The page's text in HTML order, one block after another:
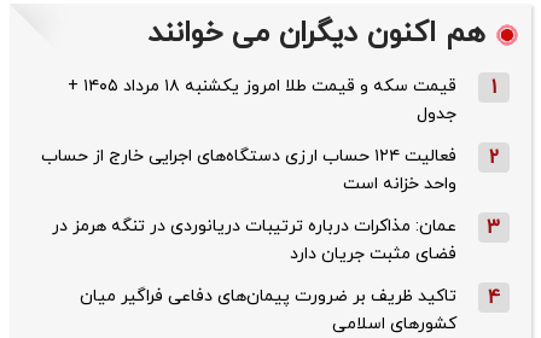
هم اکنون دیگران می خوانند
1
قیمت سکه و قیمت طلا امروز یکشنبه ۱۸ مرداد ۱۴۰۵ +
جدول
2
فعالیت ۱۲۴ حساب ارزی دستگاه‌های اجرایی خارج از حساب
واحد خزانه است
3
عمان: مذاکرات درباره ترتیبات دریانوردی در تنگه هرمز در
فضای مثبت جریان دارد
4
تاکید ظریف بر ضرورت پیمان‌های دفاعی فراگیر میان
کشورهای اسلامی